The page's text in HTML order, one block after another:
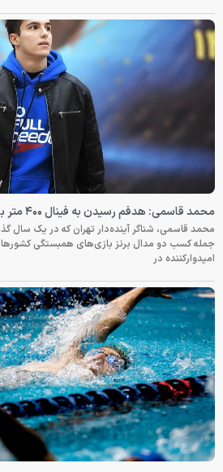
محمد قاسمی: هدفم رسیدن به فینال ۴۰۰ متر بازی‌های آسیایی ناگویاست
محمد قاسمی، شناگر آینده‌دار تهران که در یک سال
جمله کسب دو مدال برنز بازی‌های همبستگی
امیدوارکننده در